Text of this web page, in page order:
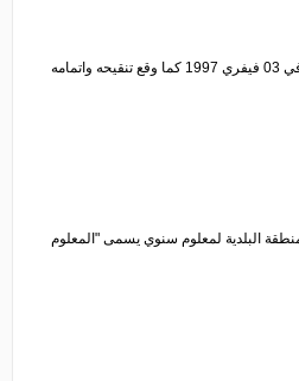
قانون عدد 11 لسنة 1997 مؤرخ في 03 فيفري 1997 كما وقع تنقيحه واتمامه
البلدية لمعلوم سنوي يسمى "المعلوم